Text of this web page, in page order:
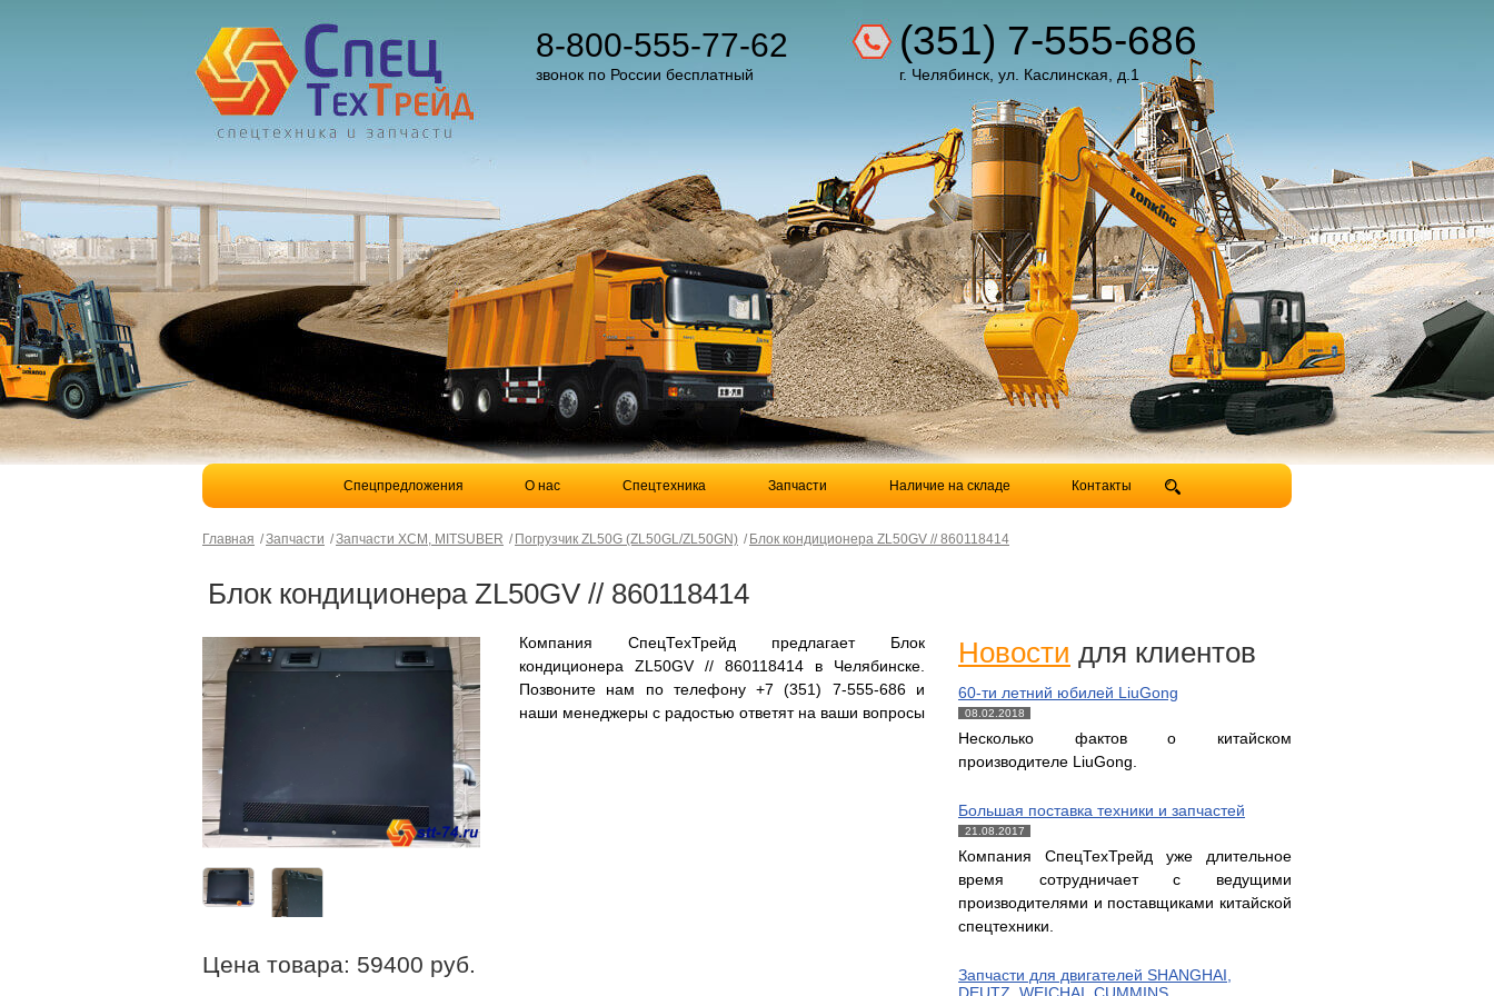
(351) 7-555-686
г. Челябинск, ул. Каслинская, д.1
8-800-555-77-62
звонок по России бесплатный
Спецпредложения О нас Спецтехника Запчасти Наличие на складе Контакты
Главная Запчасти Запчасти XCM, MITSUBER Погрузчик ZL50G (ZL50GL/ZL50GN) Блок кондиционера ZL50GV // 860118414
Блок кондиционера ZL50GV // 860118414
Компания СпецТехТрейд предлагает Блок
кондиционера ZL50GV // 860118414 в Челябинске.
Позвоните нам по телефону +7 (351) 7-555-686 и
наши менеджеры с радостью ответят на ваши вопросы
Цена товара: 59400 руб.
Новости для клиентов
60-ти летний юбилей LiuGong
08.02.2018
Несколько фактов о китайском
производителе LiuGong.
Большая поставка техники и запчастей
21.08.2017
Компания СпецТехТрейд уже длительное
время сотрудничает с ведущими
производителями и поставщиками китайской
спецтехники.
Запчасти для двигателей SHANGHAI,